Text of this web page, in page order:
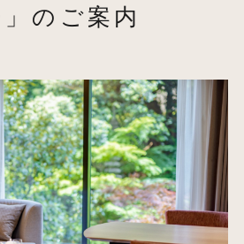
」のご案内